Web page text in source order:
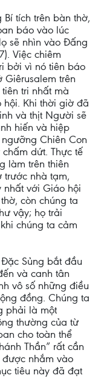
tích trên bàn thờ,
báo vào lúc
sẽ nhìn vào Đấng
Việc chiêm
bởi vì nó tiên báo
trên
tri nhất mà
hội. Khi thời giờ đã
và thịt Người sẽ
hiến và hiệp
Chiên Con
dứt. Thực tế
làm trên thiên
trước nhà tạm,
nhất với Giáo hội
còn chúng ta
vậy; họ trải
chúng ta cảm
Sủng bắt đầu
và canh tân
vô số những điều
đồng. Chúng ta
phải là một
thường của từ
cho toàn thể
Thần” rất cần
nhắm vào
tiêu này đã đạt